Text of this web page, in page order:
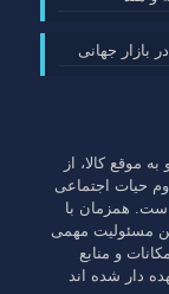
بازار جهانی
موقع کالا، از
حیات اجتماعی
است. همزمان با
مسئولیت مهمی
و منابع
دار شده اند